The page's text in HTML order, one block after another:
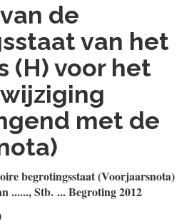
de
van het
(H) voor het
met de
begrotingsstaat (Voorjaarsnota)
......, Stb. ... Begroting 2012